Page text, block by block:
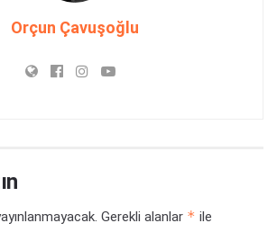
Orçun Çavuşoğlu
Gerekli alanlar * ile